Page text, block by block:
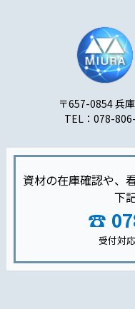
〒657-0854 兵
TEL：078-
資材の在庫確認や、
下
受付対